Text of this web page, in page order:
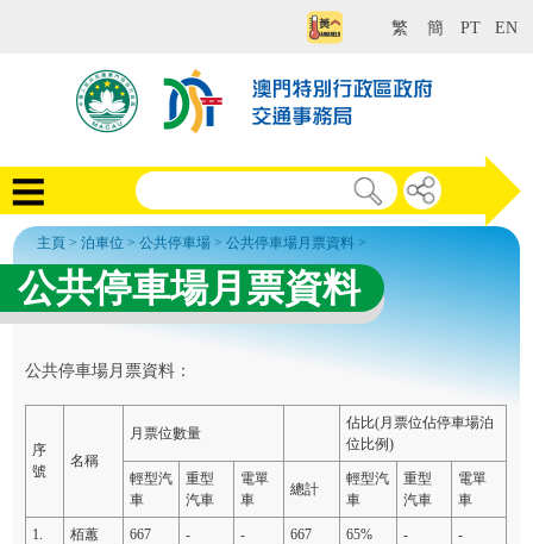
繁 簡 PT EN
主頁 >泊車位 >公共停車場 >公共停車場月票資料 >
公共停車場月票資料
公共停車場月票資料：
序
號
名稱
月票位數量
佔比(月票位佔停車場泊
位比例)
輕型汽
車
重型
汽車
電單
車
總計
輕型汽
車
重型
汽車
電單
車
1. 栢蕙 667 - - 667 65% - -